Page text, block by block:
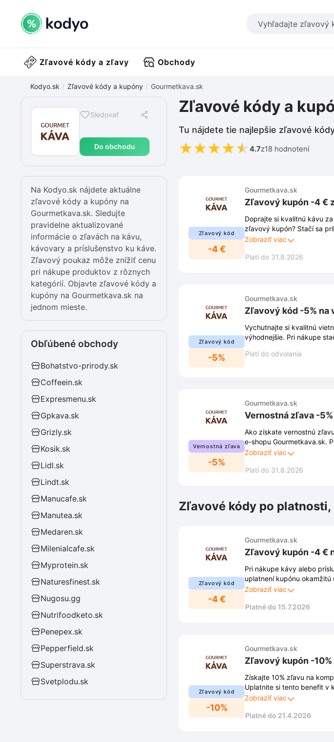
Zľavové kódy a zľavy Obchody
Kodyo.sk Zľavové kódy a kupóny Gourmetkava.sk
Sledovať
Do obchodu
Zľavové kódy a
Tu nájdete tie najlepšie zľavové
★★★★★ 4.7z18 hodnotení
Na Kodyo.sk nájdete aktuálne
zľavové kódy a kupóny na
Gourmetkava.sk. Sledujte
pravidelne aktualizované
informácie o zľavách na kávu,
kávovary a príslušenstvo ku káve.
Zľavový poukaz môže znížiť cenu
pri nákupe produktov z rôznych
kategórií. Objavte zľavové kódy a
kupóny na Gourmetkava.sk na
jednom mieste.
Obľúbené obchody
Bohatstvo-prirody.sk
Coffeein.sk
Expresmenu.sk
Gpkava.sk
Grizly.sk
Kosik.sk
Lidl.sk
Lindt.sk
Manucafe.sk
Manutea.sk
Medaren.sk
Milenialcafe.sk
Myprotein.sk
Naturesfinest.sk
Nugosu.gg
Nutrifoodketo.sk
Penepex.sk
Pepperfield.sk
Superstrava.sk
Svetplodu.sk
Zľavový kód
-4 €
Gourmetkava.sk
Zľavový kupón -4 €
Doprajte si kvalitnú kávu
zľavový kupón? Stačí sa
stránke Gourmetkava.sk.
exkluzívne ponuky.
Zobraziť viac
Platí do 31.8.2026
Zľavový kód
-5%
Gourmetkava.sk
Zľavový kód -5% na
Vychutnajte si kvalitnú
výhodnejšie. Pri nákupe
Platí do odvolania
Vernostná zľava
-5%
Gourmetkava.sk
Vernostná zľava -
Ako získate vernostnú
e-shopu Gourmetkava.sk.
aktivuje úplne automaticky.
Zobraziť viac
Platí do 31.8.2026
Zľavové kódy po
Zľavový kód
-4 €
Gourmetkava.sk
Zľavový kupón -4 €
Pri nákupe kávy alebo
uplatnení kupónu
dosiahnutie stanovenej
Zobraziť viac
Platné do 15.7.2026
Zľavový kód
-10%
Gourmetkava.sk
Zľavový kupón -
Získajte 10% zľavu na
Uplatnite si tento benefit v
výhodnejšiu cenu.
Zobraziť viac
Platné do 21.4.2026